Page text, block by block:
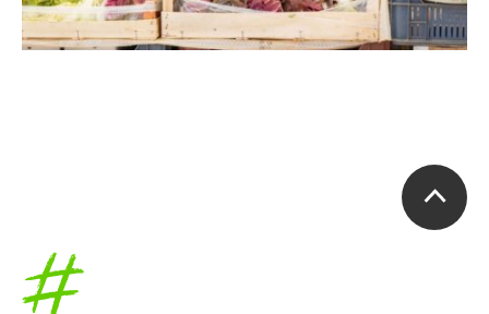
Accueil